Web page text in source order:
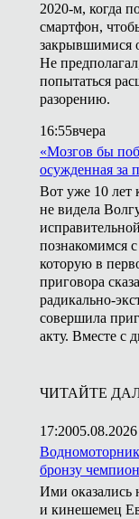
2020-м, когда
смартфон,
закрывшимися
Не
попытаться
разорению.
16:55вчера
«Мозгов бы
осужденная за
Вот уже 10 лет
не видела
познакомимся
которую в
приговора
радикально-
совершила
акту. Вместе с
ЧИТАЙТЕ
17:2005.08.2026
бронзу
Ими оказались
и кинешемец